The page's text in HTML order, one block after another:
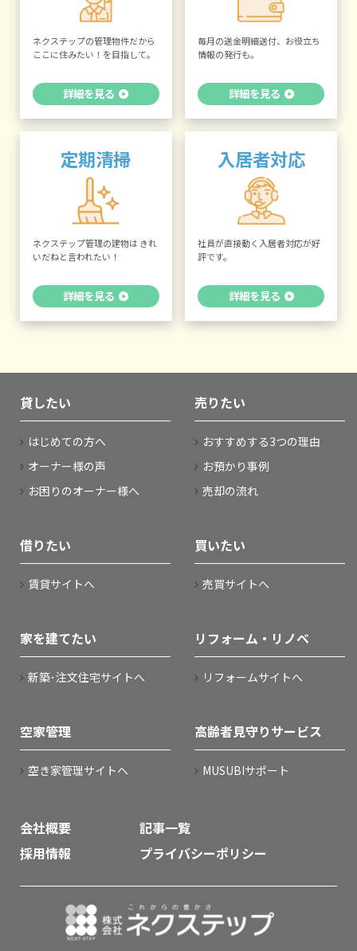
ネクステップの管理物件だから
ここに住みたい！を目指して。
詳細を見る
毎月の送金明細送付、お役立ち
情報の発行も。
詳細を見る
定期清掃
ネクステップ管理の建物は きれ
いだねと言われたい！
詳細を見る
入居者対応
社員が直接動く入居者対応が好
評です。
詳細を見る
貸したい
はじめての方へ
オーナー様の声
お困りのオーナー様へ
売りたい
おすすめする3つの理由
お預かり事例
売却の流れ
借りたい
賃貸サイトへ
買いたい
売買サイトへ
家を建てたい
新築･注文住宅サイトへ
リフォーム・リノベ
リフォームサイトへ
空家管理
空き家管理サイトへ
高齢者見守りサービス
MUSUBIサポート
会社概要
記事一覧
採用情報
プライバシーポリシー